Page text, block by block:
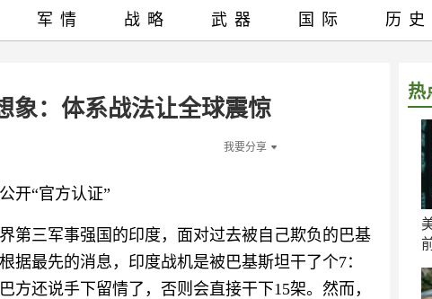
象：体系战法让全球震惊
我要分享
开“官方认证”
第三军事强国的印度，面对过去被自己欺负的巴基
最先的消息，印度战机是被巴基斯坦干了个7：
还说手下留情了，否则会直接干下15架。然而，
热
军情 战略 武器 国际 历史